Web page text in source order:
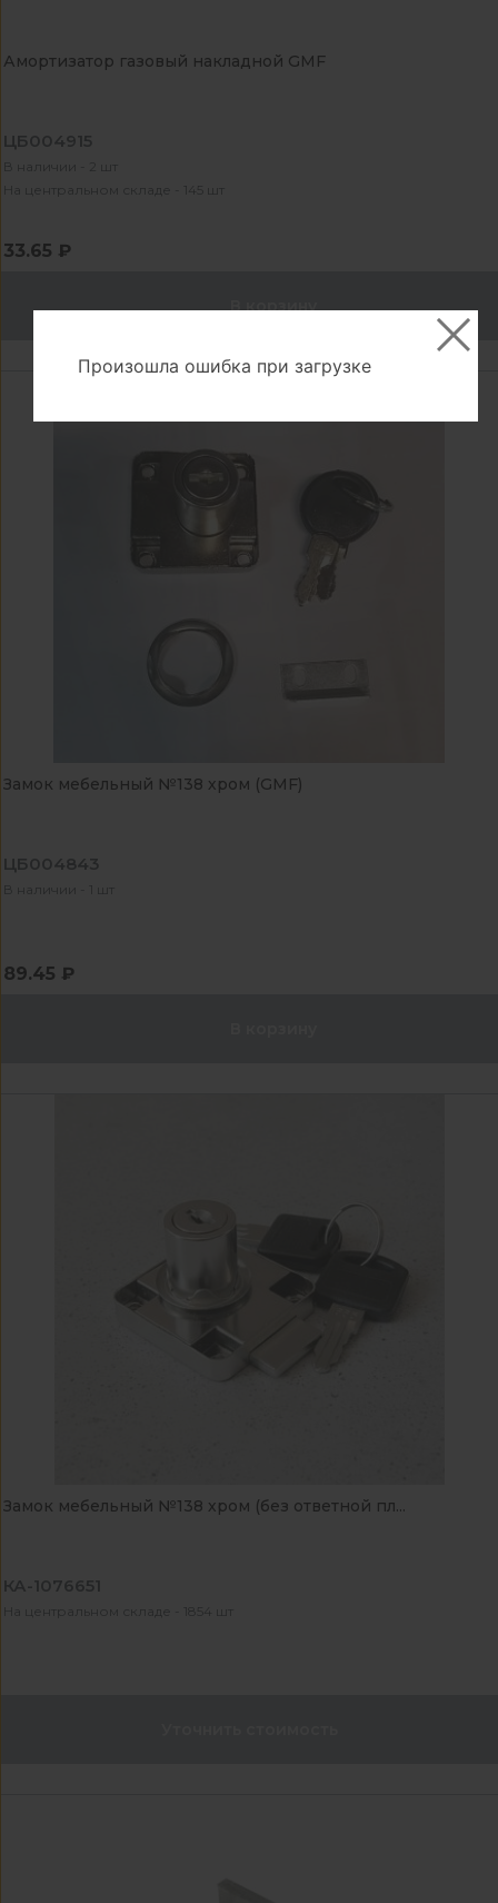
Амортизатор газовый накладной GMF
ЦБ004915
В наличии - 2 шт
На центральном складе - 145 шт
33.65 ₽
В корзину
Замок мебельный №138 хром (GMF)
ЦБ004843
В наличии - 1 шт
89.45 ₽
Замок мебельный №138 хром (без ответной пл...
КА-1076651
На центральном складе - 1854 шт
Произошла ошибка при загрузке